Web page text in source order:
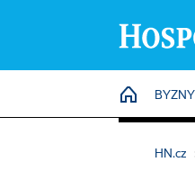
HOME
HN.cz